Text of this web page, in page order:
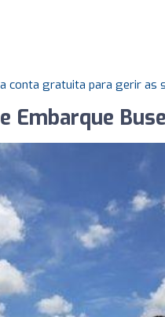
conta gratuita para gerir as
Embarque